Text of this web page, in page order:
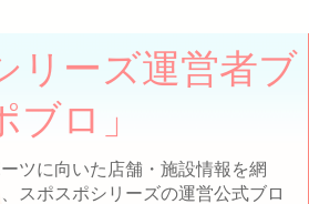
リーズ運営者ブ
ブロ」
ツに向いた店舗・施設情報を網
スポスポシリーズの運営公式ブロ